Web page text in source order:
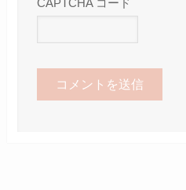
CAPTCHA コード